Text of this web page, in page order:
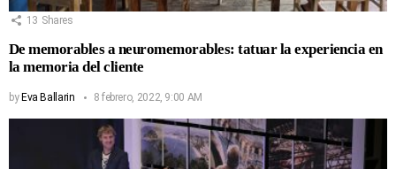
13 Shares
De memorables a neuromemorables: tatuar la experiencia en
la memoria del cliente
by Eva Ballarin 8 febrero, 2022, 9:00 AM